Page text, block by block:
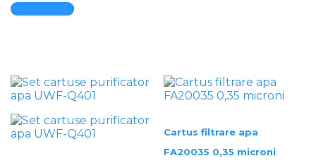
Quick View
Cartus filtrare apa
FA20035 0,35 microni